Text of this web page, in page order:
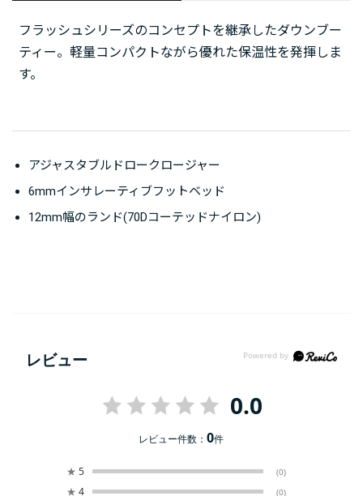
フラッシュシリーズのコンセプトを継承したダウンブー
ティー。軽量コンパクトながら優れた保温性を発揮しま
す。
アジャスタブルドロークロージャー
6mmインサレーティブフットベッド
12mm幅のランド(70Dコーテッドナイロン)
レビュー
0.0
レビュー件数：0件
★ 5 (0)
★ 4 (0)